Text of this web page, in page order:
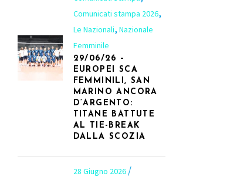
Comunicati stampa 2026,
Le Nazionali, Nazionale
Femminile
29/06/26 –
EUROPEI SCA
FEMMINILI, SAN
MARINO ANCORA
D’ARGENTO:
TITANE BATTUTE
AL TIE-BREAK
DALLA SCOZIA
28 Giugno 2026